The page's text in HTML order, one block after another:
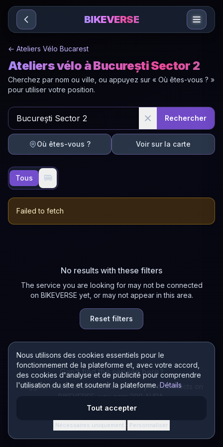
Sari la conținut
Nous utilisons des cookies essentiels pour le
fonctionnement de la plateforme et, avec votre accord,
des cookies d'analyse et de publicité pour comprendre
l'utilisation du site et soutenir la plateforme. Détails
Tout accepter
Nécessaires uniquement · Personnaliser
BIKEVERSE
← Ateliers Vélo Bucarest
Ateliers vélo à București Sector 2
Cherchez par nom ou ville, ou appuyez sur « Où êtes-vous ? »
pour utiliser votre position.
Rechercher
Où êtes-vous ? Voir sur la carte
Tous 🚐
Failed to fetch
No results with these filters
The service you are looking for may not be connected
on BIKEVERSE yet, or may not appear in this area.
Reset filters
Can't find the service here?
Suggest a new service in the directory! If it connects on
BIKEVERSE, you earn 200 AURA.
Suggest a service